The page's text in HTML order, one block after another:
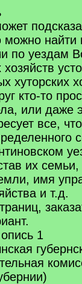
найти
по уездам
хозяйств
хуторских
кто-то
или даже
все,
их
имя
и т.д.
1